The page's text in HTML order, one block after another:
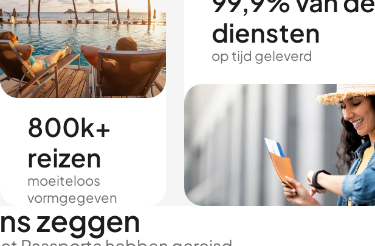
800k+
reizen
moeiteloos
vormgegeven
diensten
op tijd geleverd
zeggen